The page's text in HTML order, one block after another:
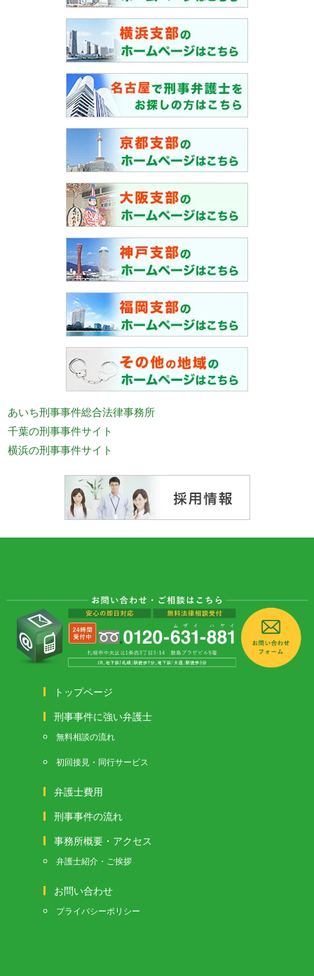
あいち刑事事件総合法律事務所
千葉の刑事事件サイト
横浜の刑事事件サイト
トップページ
刑事事件に強い弁護士
無料相談の流れ
初回接見・同行サービス
弁護士費用
刑事事件の流れ
事務所概要・アクセス
弁護士紹介・ご挨拶
お問い合わせ
プライバシーポリシー